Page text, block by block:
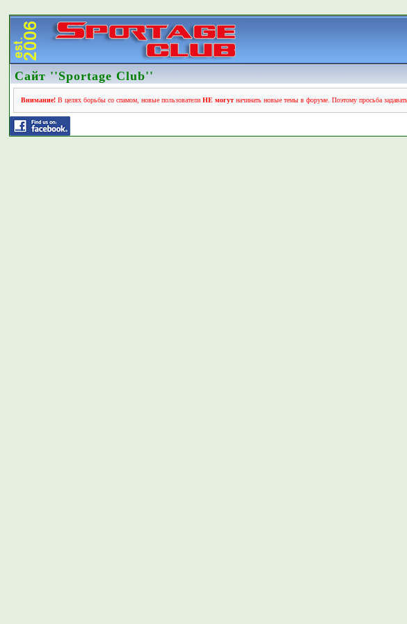
Сайт ''Sportage Club''
Внимание! В целях борьбы со спамом, новые пользователиНЕ могут начинать новые темы в форуме. Поэтому просьба